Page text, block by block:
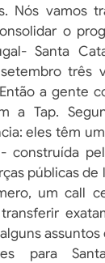
Nós vamos
o
Santa
três
a gente
a Tap.
eles têm
construída
públicas de
um call
para